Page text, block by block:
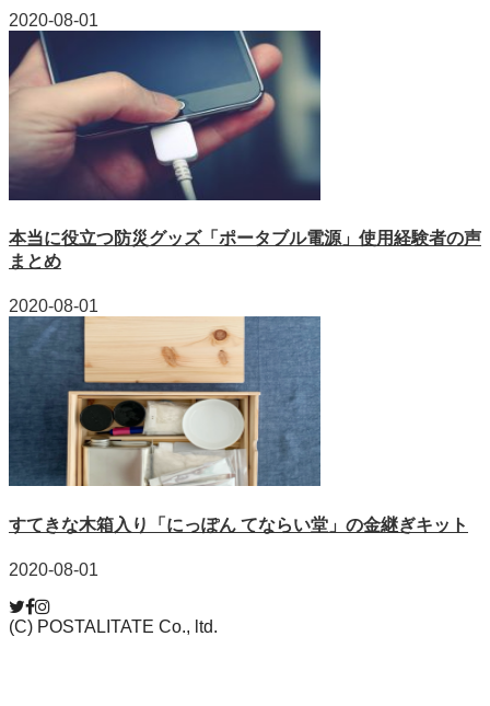
2020-08-01
本当に役立つ防災グッズ「ポータブル電源」使用経験者の声
まとめ
2020-08-01
すてきな木箱入り「にっぽん てならい堂」の金継ぎキット
2020-08-01
(C) POSTALITATE Co., ltd.